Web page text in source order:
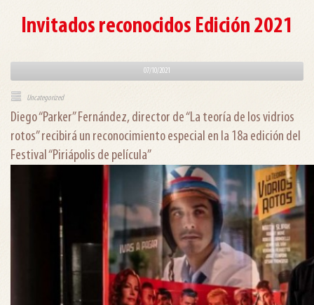
Invitados reconocidos Edición 2021
07/10/2021
Uncategorized
Diego “Parker” Fernández, director de “La teoría de los vidrios
rotos” recibirá un reconocimiento especial en la 18a edición del
Festival “Piriápolis de película”